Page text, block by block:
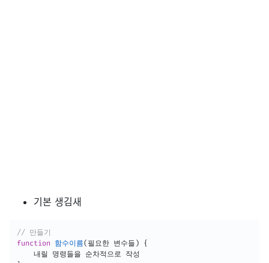
기본 생김새
// 만들기
function
함수이름( 필요한 변수들 )
{